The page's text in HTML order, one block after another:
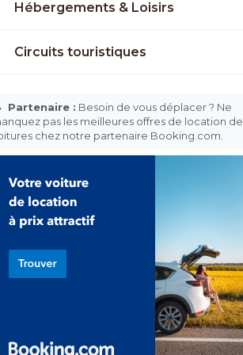
Hébergements & Loisirs
Circuits touristiques
Partenaire : Besoin de vous déplacer ? Ne
pas les meilleures offres de location de
chez notre partenaire Booking.com.